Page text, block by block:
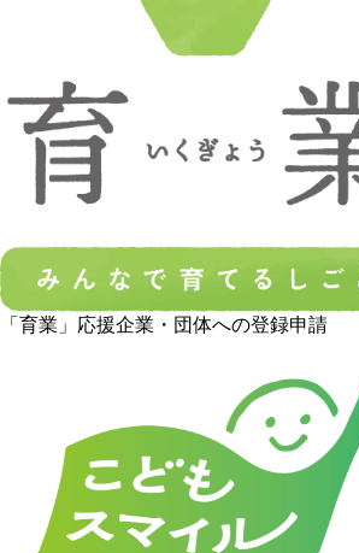
「育業」応援企業・団体への登録申請